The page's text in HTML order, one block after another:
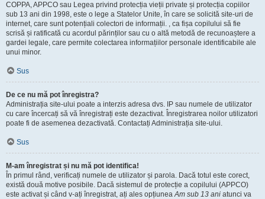
COPPA, APPCO sau Legea privind protecția vieții private și protecția copiilor
sub 13 ani din 1998, este o lege a Statelor Unite, în care se solicită site-uri de
internet, care sunt potențiali colectori de informații. , ca fișa copilului să fie
scrisă și ratificată cu acordul părinților sau cu o altă metodă de recunoaștere a
gardei legale, care permite colectarea informațiilor personale identificabile ale
unui minor.
Sus
De ce nu mă pot înregistra?
Administrația site-ului poate a interzis adresa dvs. IP sau numele de utilizator
cu care încercați să vă înregistrați este dezactivat. Înregistrarea noilor utilizatori
poate fi de asemenea dezactivată. Contactați Administrația site-ului.
Sus
M-am înregistrat și nu mă pot identifica!
În primul rând, verificați numele de utilizator și parola. Dacă totul este corect,
există două motive posibile. Dacă sistemul de protecție a copilului (APPCO)
este activat și când v-ați înregistrat, ați ales opțiuneaAm sub 13 ani atunci va